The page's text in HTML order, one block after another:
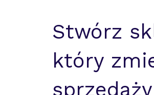
Metropolia Ogrodzeń
ślub na santorini
Pandomo
Oikos
Stwórz
który
sprzedaży